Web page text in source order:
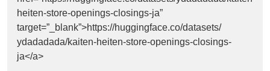
heiten-store-openings-closings-ja”
target=”_blank”>https://huggingface.co/datasets/
ydadadada/kaiten-heiten-store-openings-closings-
ja</a>